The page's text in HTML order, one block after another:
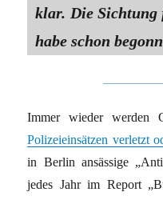
klar. Die Sichtung
habe schon
Immer wieder werden
Polizeieinsätzen verletzt
in Berlin ansässige
jedes Jahr im Report